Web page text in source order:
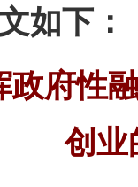
下：
政府性
创业